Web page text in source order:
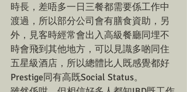
時長，差唔多一日三餐都需要係工作中
渡過，所以部分公司會有膳食資助，另
外，見客時經常會出入高級餐廳同埋不
時會飛到其他地方，可以見識多啲同住
五星級酒店，所以總體比人既感覺都好
Prestige同有高既Social Status。